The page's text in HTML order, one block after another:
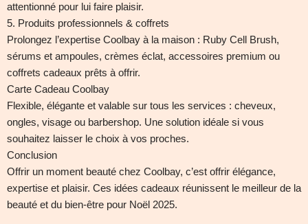
attentionné pour lui faire plaisir.
5. Produits professionnels & coffrets
Prolongez l’expertise Coolbay à la maison : Ruby Cell Brush,
sérums et ampoules, crèmes éclat, accessoires premium ou
coffrets cadeaux prêts à offrir.
Carte Cadeau Coolbay
Flexible, élégante et valable sur tous les services : cheveux,
ongles, visage ou barbershop. Une solution idéale si vous
souhaitez laisser le choix à vos proches.
Conclusion
Offrir un moment beauté chez Coolbay, c’est offrir élégance,
expertise et plaisir. Ces idées cadeaux réunissent le meilleur de la
beauté et du bien-être pour Noël 2025.